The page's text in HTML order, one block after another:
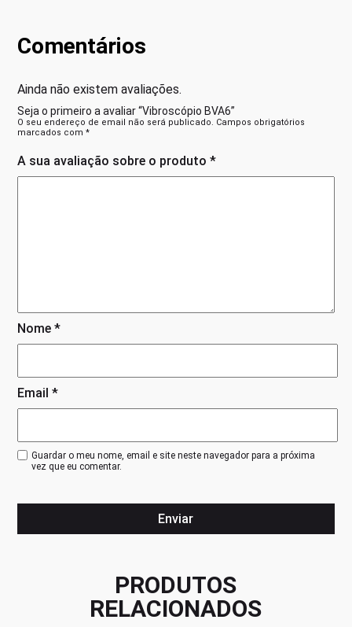
Comentários
Ainda não existem avaliações.
Seja o primeiro a avaliar “Vibroscópio BVA6”
O seu endereço de email não será publicado. Campos obrigatórios
marcados com*
A sua avaliação sobre o produto*
Nome*
Email*
Guardar o meu nome, email e site neste navegador para a próxima
vez que eu comentar.
PRODUTOS
RELACIONADOS